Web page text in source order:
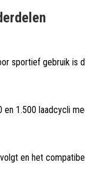
sportief gebruik
1.500 laadcycli
en het